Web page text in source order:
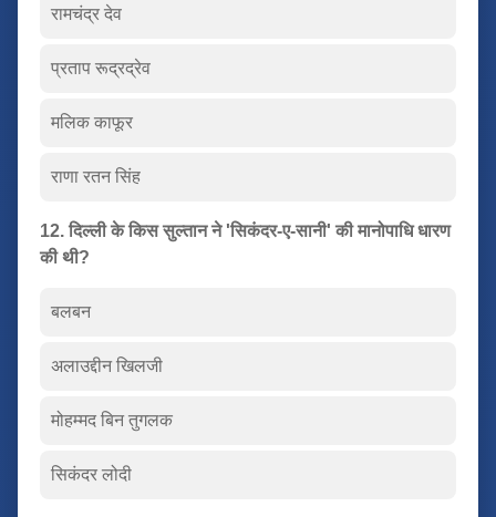
रामचंद्र देव
प्रताप रूद्रद्रेव
मलिक काफूर
राणा रतन सिंह
12. दिल्ली के किस सुल्तान ने 'सिकंदर-ए-सानी' की मानोपाधि धारण
की थी?
बलबन
अलाउद्दीन खिलजी
मोहम्मद बिन तुगलक
सिकंदर लोदी